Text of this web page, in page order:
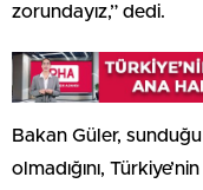
zorundayız,” dedi.
Bakan Güler,
olmadığını,